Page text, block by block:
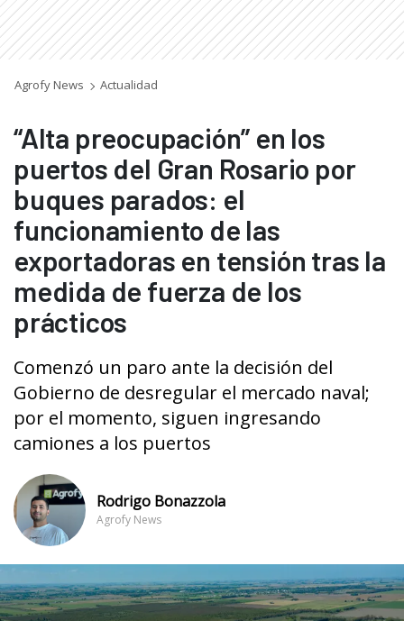
Agrofy News Actualidad
“Alta preocupación” en los
puertos del Gran Rosario por
buques parados: el
funcionamiento de las
exportadoras en tensión tras la
medida de fuerza de los
prácticos
Comenzó un paro ante la decisión del
Gobierno de desregular el mercado naval;
por el momento, siguen ingresando
camiones a los puertos
Rodrigo Bonazzola
Agrofy News